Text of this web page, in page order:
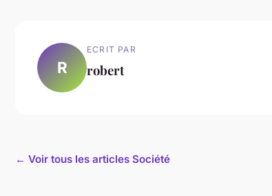
R
ECRIT PAR
robert
← Voir tous les articles Société